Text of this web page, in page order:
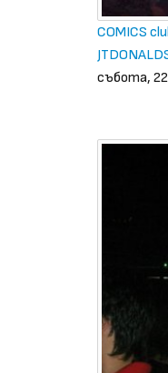
COMICS
събота,